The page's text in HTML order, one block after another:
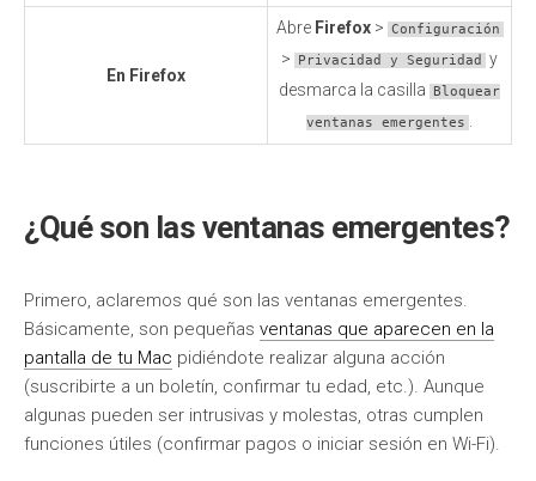
En Firefox
Abre Firefox> Configuración
> Privacidad y Seguridad
y
desmarca la casilla
Bloquear
ventanas emergentes
¿Qué son las ventanas emergentes?
Primero, aclaremos qué son las ventanas emergentes.
Básicamente, son pequeñas ventanas que aparecen en la
pantalla de tu Mac pidiéndote realizar alguna acción
(suscribirte a un boletín, confirmar tu edad, etc.). Aunque
algunas pueden ser intrusivas y molestas, otras cumplen
funciones útiles (confirmar pagos o iniciar sesión en Wi-Fi).